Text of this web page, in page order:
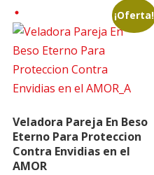
¡Oferta!
Veladora Pareja En Beso
Eterno Para Proteccion
Contra Envidias en el
AMOR